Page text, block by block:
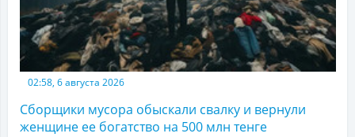
02:58, 6 августа 2026
Сборщики мусора обыскали свалку и вернули
женщине ее богатство на 500 млн тенге